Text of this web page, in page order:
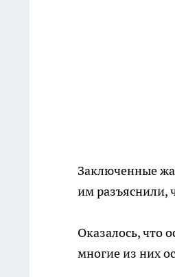
Заключенные
им разъяснили,
Оказалось, что
многие из них